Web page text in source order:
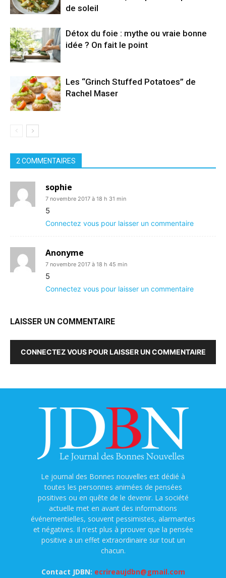
de soleil
Détox du foie : mythe ou vraie bonne
idée ? On fait le point
Les “Grinch Stuffed Potatoes” de
Rachel Maser
2 COMMENTAIRES
sophie
7 novembre 2017 à 18 h 31 min
5
Connectez vous pour laisser un commentaire
Anonyme
7 novembre 2017 à 18 h 45 min
5
Connectez vous pour laisser un commentaire
LAISSER UN COMMENTAIRE
CONNECTEZ VOUS POUR LAISSER UN COMMENTAIRE
Le journal des Bonnes nouvelles est dédié à
toutes les personnes animées de pensées
positives ou en quête de le devenir. La société
actuelle met en avant des informations
événementielles, souvent pessimistes, alarmantes
et négatives. Il n’est plus à prouver que la pensée
positive a un effet extraordinaire sur tout un
chacun.
Contact JDBN: ecrireaujdbn@gmail.com